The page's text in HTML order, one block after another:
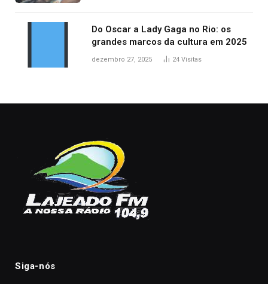
Do Oscar a Lady Gaga no Rio: os
grandes marcos da cultura em 2025
dezembro 27, 2025 24 Visitas
Siga-nós